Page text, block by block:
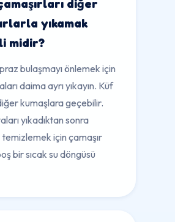
diğer
yıkamak
midir?
bulaşmayı önlemek için
daima ayrı yıkayın. Küf
kumaşlara geçebilir.
yıkadıktan sonra
için çamaşır
bir sıcak su döngüsü